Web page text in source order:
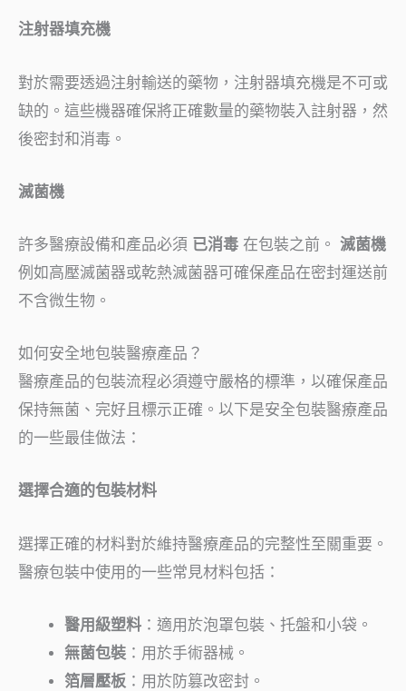
注射器填充機
對於需要透過注射輸送的藥物，注射器填充機是不可或
缺的。這些機器確保將正確數量的藥物裝入註射器，然
後密封和消毒。
滅菌機
許多醫療設備和產品必須 已消毒 在包裝之前。 滅菌機
例如高壓滅菌器或乾熱滅菌器可確保產品在密封運送前
不含微生物。
如何安全地包裝醫療產品？
醫療產品的包裝流程必須遵守嚴格的標準，以確保產品
保持無菌、完好且標示正確。以下是安全包裝醫療產品
的一些最佳做法：
選擇合適的包裝材料
選擇正確的材料對於維持醫療產品的完整性至關重要。
醫療包裝中使用的一些常見材料包括：
醫用級塑料 ：適用於泡罩包裝、托盤和小袋。
無菌包裝 ：用於手術器械。
箔層壓板 ：用於防篡改密封。